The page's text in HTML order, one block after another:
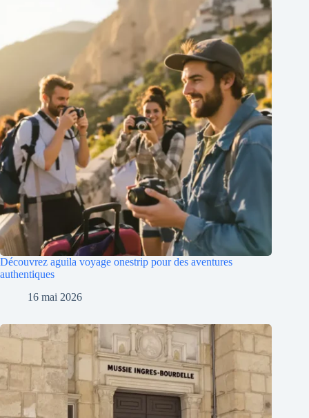
Découvrez aguila voyage onestrip pour des aventures
authentiques
16 mai 2026